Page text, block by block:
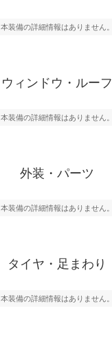
本装備の詳細情報はありません。
ウィンドウ・ルーフ
本装備の詳細情報はありません。
外装・パーツ
本装備の詳細情報はありません。
タイヤ・足まわり
本装備の詳細情報はありません。